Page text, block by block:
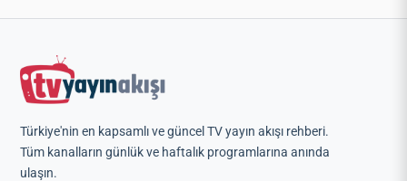
Türkiye'nin en kapsamlı ve güncel TV yayın akışı rehberi.
Tüm kanalların günlük ve haftalık programlarına anında
ulaşın.